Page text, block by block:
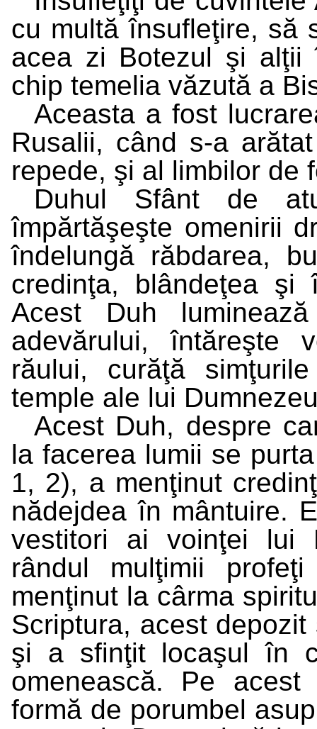
cu multă însufleţire, să
acea zi Botezul şi alţii
chip temelia văzută a
Aceasta a fost
Rusalii, când s-a
repede, şi al limbilor de
Duhul Sfânt de
împărtăşeşte omenirii
îndelungă răbdarea,
credinţa, blândeţea şi
Acest Duh
adevărului, întăreşte
răului, curăţă
temple ale lui
Acest Duh, despre
la facerea lumii se
1, 2), a menţinut
nădejdea în mântuire.
vestitori ai voinţei lui
rândul mulţimii
menţinut la cârma
Scriptura, acest
şi a sfinţit locaşul în
omenească. Pe
formă de porumbel